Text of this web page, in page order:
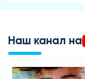
Наш канал на